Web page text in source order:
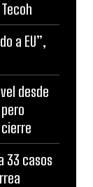
a EU”,
desde
33 casos